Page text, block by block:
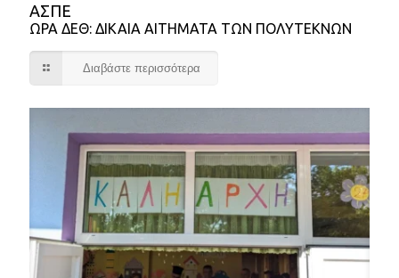
ΑΣΠΕ
ΩΡΑ ΔΕΘ: ΔΙΚΑΙΑ ΑΙΤΗΜΑΤΑ ΤΩΝ ΠΟΛΥΤΕΚΝΩΝ
Διαβάστε περισσότερα